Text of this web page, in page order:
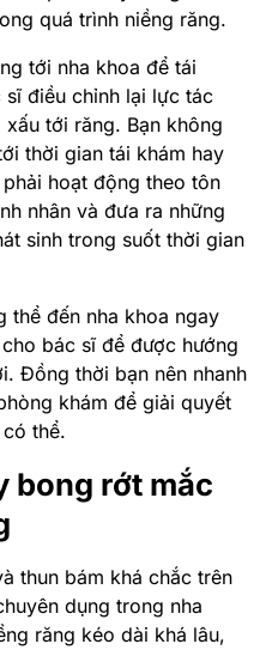
quá trình niềng răng.
tới nha khoa để tái
điều chỉnh lại lực tác
tới răng. Bạn không
thời gian tái khám hay
hoạt động theo tôn
nhân và đưa ra những
sinh trong suốt thời gian
thể đến nha khoa ngay
bác sĩ để được hướng
Đồng thời bạn nên nhanh
khám để giải quyết
có thể.
bong rớt mắc
thun bám khá chắc trên
dụng trong nha
răng kéo dài khá lâu,